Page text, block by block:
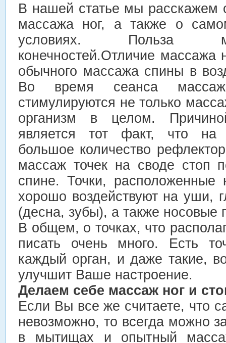
В нашей статье мы расскажем
массажа ног, а также о
условиях. Польза
конечностей.Отличие массажа
обычного массажа спины в
Во время сеанса
стимулируются не только
организм в целом.
является тот факт, что на
большое количество
массаж точек на своде стоп
спине. Точки, расположенные
хорошо воздействуют на уши,
(десна, зубы), а также носовые
В общем, о точках, что
писать очень много. Есть
каждый орган, и даже такие,
улучшит Ваше настроение.
Делаем себе массаж ног и
Если Вы все же считаете, что
невозможно, то всегда можно
в мытищах и опытный